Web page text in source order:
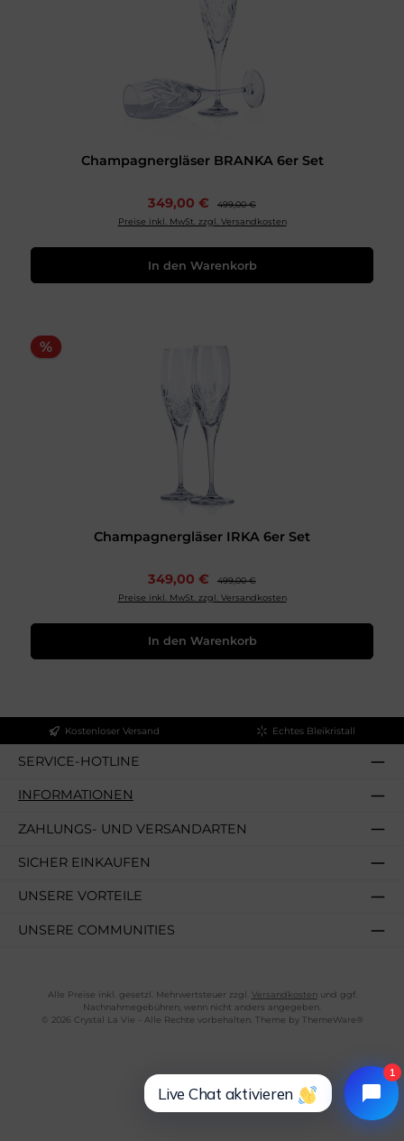
Champagnergläser BRANKA 6er Set
349,00 €
499,00 €
Preise inkl. MwSt. zzgl. Versandkosten
In den Warenkorb
%
Champagnergläser IRKA 6er Set
349,00 €
499,00 €
Preise inkl. MwSt. zzgl. Versandkosten
In den Warenkorb
Kostenloser Versand Echtes Bleikristall
SERVICE-HOTLINE
INFORMATIONEN
ZAHLUNGS- UND VERSANDARTEN
SICHER EINKAUFEN
UNSERE VORTEILE
UNSERE COMMUNITIES
Alle Preise inkl. gesetzl. Mehrwertsteuer zzgl. Versandkostenund ggf.
Nachnahmegebühren, wenn nicht anders angegeben.
© 2026 Crystal La Vie - Alle Rechte vorbehalten. Theme by ThemeWare®
Live Chat aktivieren
1